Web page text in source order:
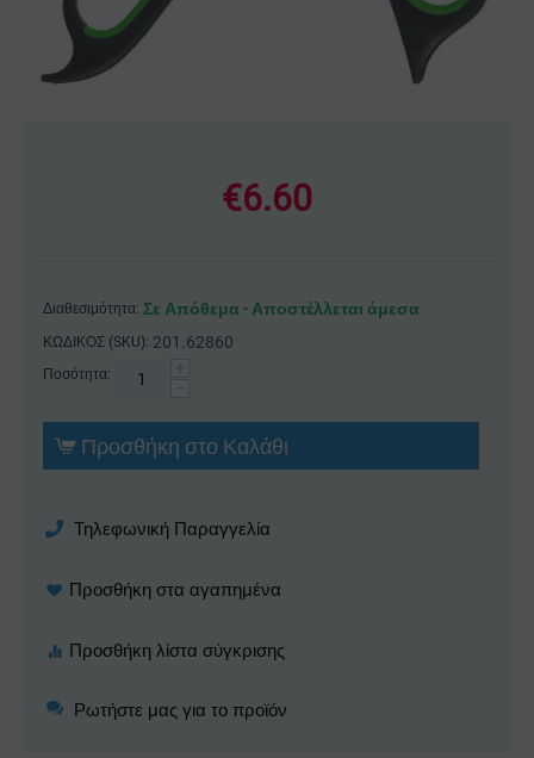
€6.60
Διαθεσιμότητα: Σε Απόθεμα - Αποστέλλεται άμεσα
ΚΩΔΙΚΟΣ (SKU): 201.62860
Ποσότητα:
Προσθήκη στο Καλάθι
Τηλεφωνική Παραγγελία
Ρωτήστε μας για το προϊόν